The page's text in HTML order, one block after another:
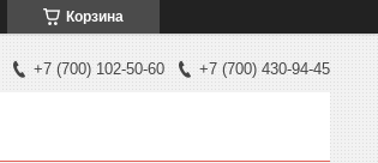
Корзина
+7 (700) 102-50-60 +7 (700) 430-94-45